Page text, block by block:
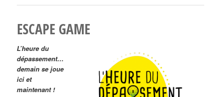
ESCAPE GAME
L’heure du
dépassement…
demain se joue
ici et
maintenant !